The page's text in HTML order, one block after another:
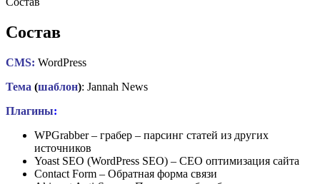
Состав
CMS: WordPress
Тема (шаблон): Jannah News
Плагины:
WPGrabber – грабер – парсинг статей из других
источников
Yoast SEO (WordPress SEO) – СЕО оптимизация сайта
Contact Form – Обратная форма связи